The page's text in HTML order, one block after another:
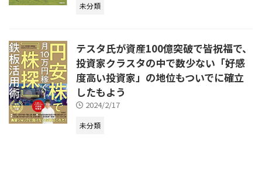
未分類
テスタ氏が資産100億突破で皆祝福で、
投資家クラスタの中で数少ない「好感
度高い投資家」の地位もついでに確立
したもよう
2024/2/17
未分類